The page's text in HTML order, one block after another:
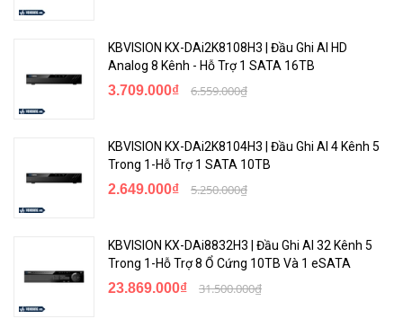
KBVISION KX-DAi2K8108H3 | Đầu Ghi AI HD
Analog 8 Kênh - Hỗ Trợ 1 SATA 16TB
3.709.000₫ 6.559.000₫
KBVISION KX-DAi2K8104H3 | Đầu Ghi AI 4 Kênh 5
Trong 1-Hỗ Trợ 1 SATA 10TB
2.649.000₫ 5.250.000₫
KBVISION KX-DAi8832H3 | Đầu Ghi AI 32 Kênh 5
Trong 1-Hỗ Trợ 8 Ổ Cứng 10TB Và 1 eSATA
23.869.000₫ 31.500.000₫